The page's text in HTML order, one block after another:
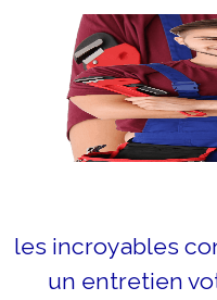
les incroyables
un entretien